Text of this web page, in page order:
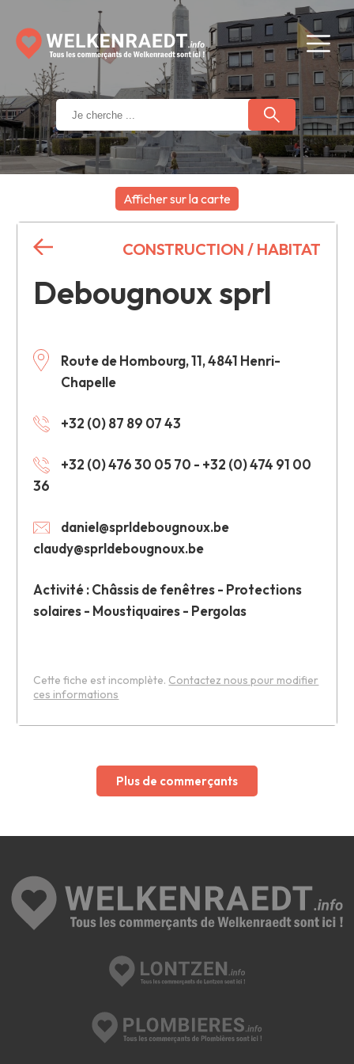
Afficher sur la carte
Debougnoux sprl
Route de Hombourg, 11, 4841 Henri-
Chapelle
+32 (0) 87 89 07 43
+32 (0) 476 30 05 70 - +32 (0) 474 91 00
36
daniel@sprldebougnoux.be
claudy@sprldebougnoux.be
Activité : Châssis de fenêtres - Protections
solaires - Moustiquaires - Pergolas
CONSTRUCTION / HABITAT
Cette fiche est incomplète. Contactez nous pour modifier
ces informations
+
−
Plus de commerçants